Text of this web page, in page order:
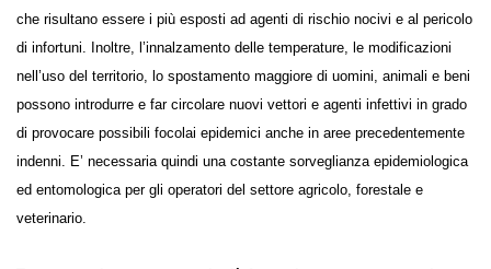
agricolo, che risultano essere i più esposti ad agenti di rischio nocivi e
al pericolo di infortuni. Inoltre, l’innalzamento delle temperature, le
modificazioni nell’uso del territorio, lo spostamento maggiore di
uomini, animali e beni possono introdurre e far circolare nuovi vettori
e agenti infettivi in grado di provocare possibili focolai epidemici anche
in aree precedentemente indenni. E’ necessaria quindi una costante
sorveglianza epidemiologica ed entomologica per gli operatori del
settore agricolo, forestale e veterinario.